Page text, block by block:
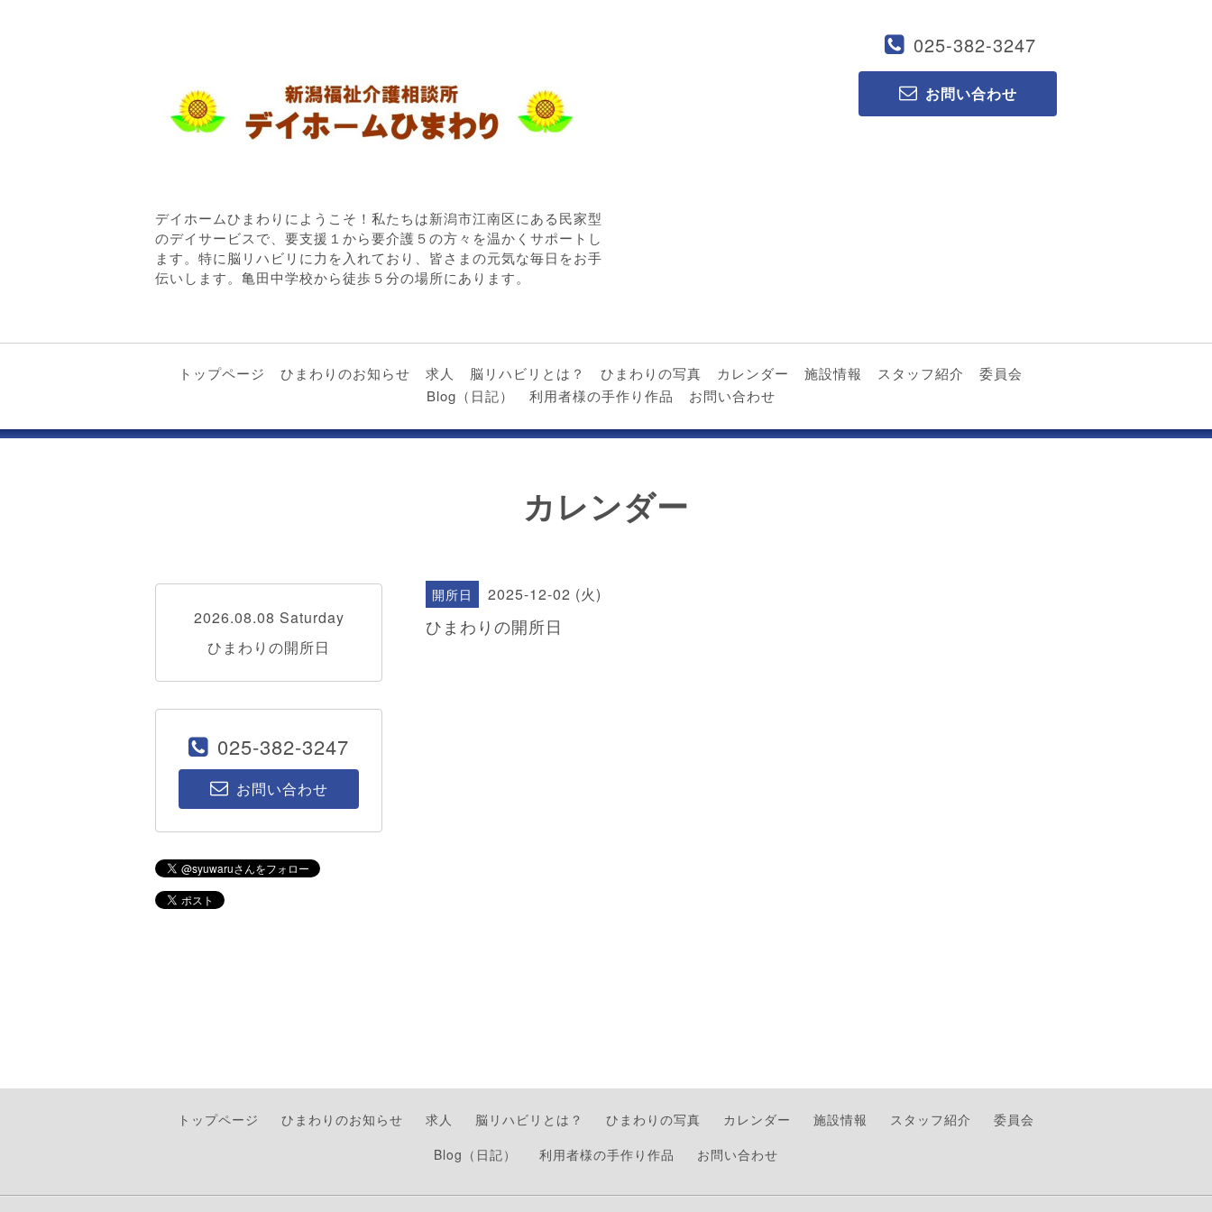
025-382-3247
お問い合わせ
デイホームひまわりにようこそ！私たちは新潟市江南区にある民家型
のデイサービスで、要支援１から要介護５の方々を温かくサポートし
ます。特に脳リハビリに力を入れており、皆さまの元気な毎日をお手
伝いします。亀田中学校から徒歩５分の場所にあります。
トップページ ひまわりのお知らせ 求人 脳リハビリとは？ ひまわりの写真 カレンダー 施設情報 スタッフ紹介
委員会
Blog（日記）
利用者様の手作り作品 お問い合わせ
カレンダー
開所日 2025-12-02 (火)
ひまわりの開所日
2026.08.08 Saturday
ひまわりの開所日
025-382-3247
お問い合わせ
トップページ ひまわりのお知らせ 求人 脳リハビリとは？ ひまわりの写真 カレンダー 施設情報 スタッフ紹介
委員会
Blog（日記）
利用者様の手作り作品 お問い合わせ